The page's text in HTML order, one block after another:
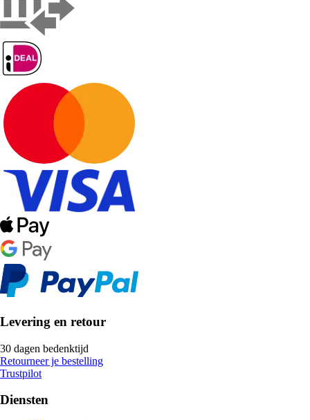
Levering en retour
30 dagen bedenktijd
Retourneer je bestelling
Trustpilot
Diensten